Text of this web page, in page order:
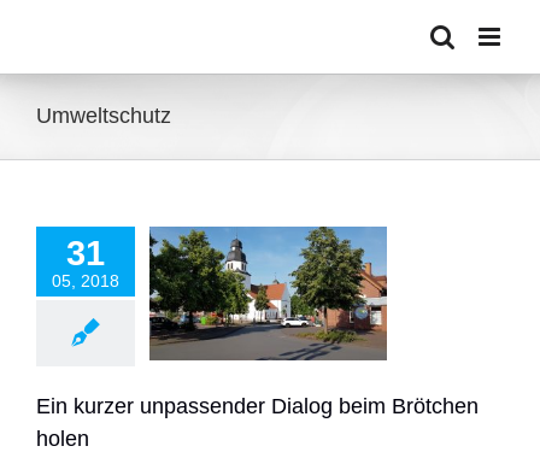
Umweltschutz
31
05, 2018
unpassender
Ein kurzer unpassender Dialog beim Brötchen
holen